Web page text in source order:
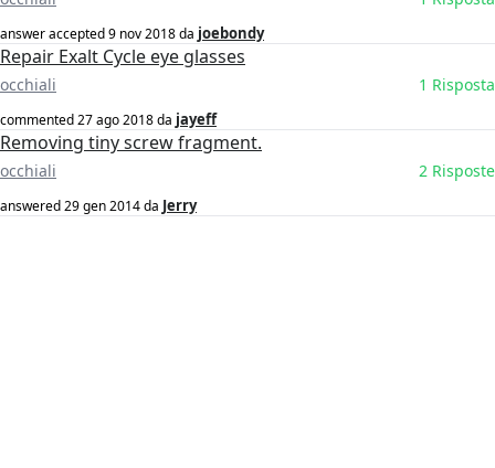
answer accepted9 nov 2018da joebondy
Repair Exalt Cycle eye glasses
occhiali 1 Risposta
commented27 ago 2018da jayeff
Removing tiny screw fragment.
occhiali 2 Risposte
answered29 gen 2014da Jerry